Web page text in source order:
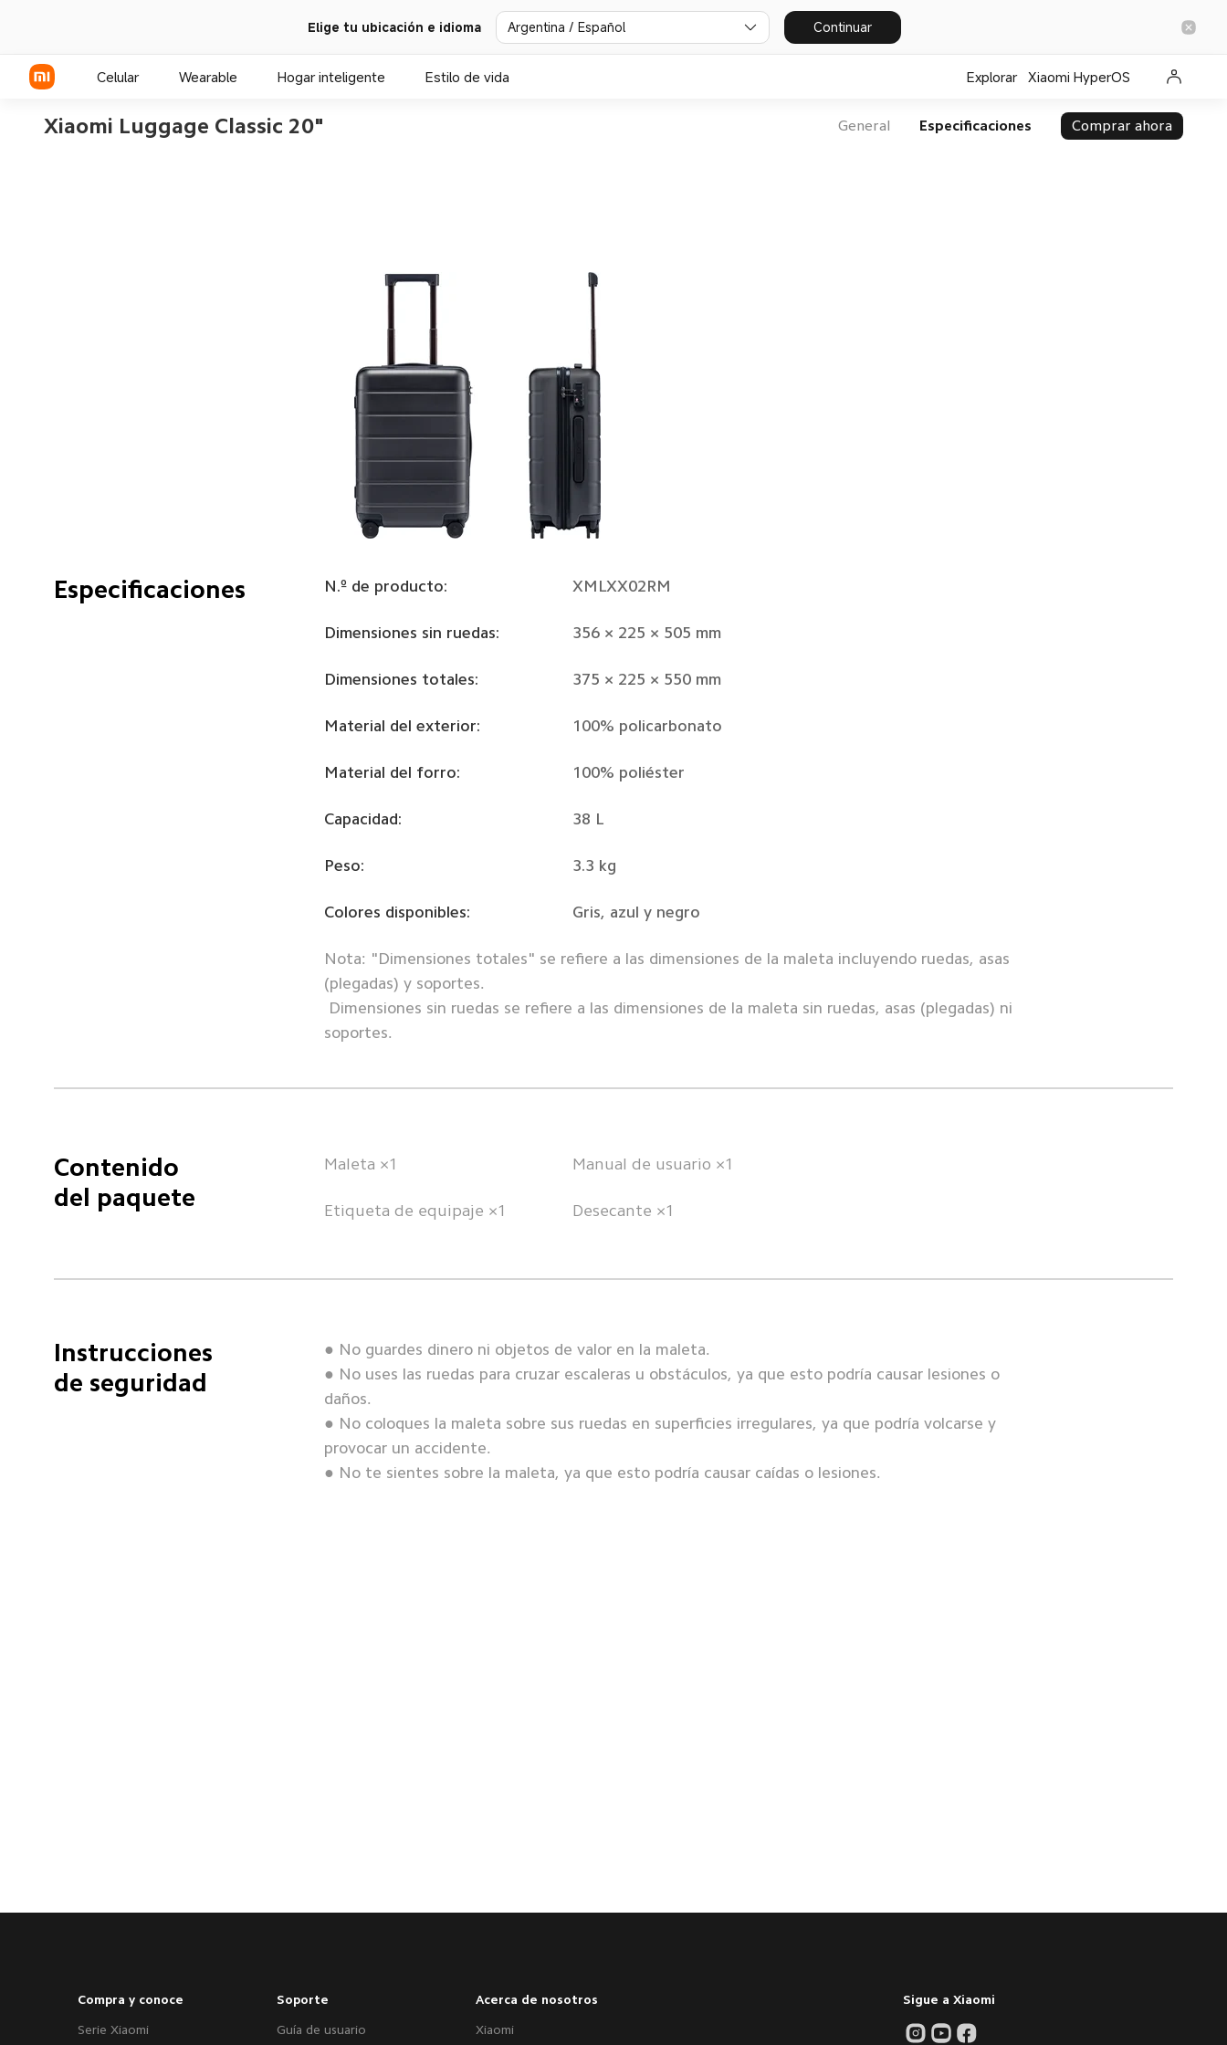
Elige tu ubicación e idioma Argentina / Español Continuar
Celular Wearable Hogar inteligente Estilo de vida Explorar Xiaomi HyperOS
Xiaomi Luggage Classic 20" General Especificaciones Comprar ahora
Especificaciones N.º de producto: XMLXX02RM
Dimensiones sin ruedas: 356 × 225 × 505 mm
Dimensiones totales: 375 × 225 × 550 mm
Material del exterior: 100% policarbonato
Material del forro: 100% poliéster
Capacidad: 38 L
Peso: 3.3 kg
Colores disponibles: Gris, azul y negro
Nota: "Dimensiones totales" se refiere a las dimensiones de la maleta incluyendo ruedas, asas
(plegadas) y soportes.
soportes.
Contenido
del paquete
Maleta ×1 Manual de usuario ×1
Etiqueta de equipaje ×1 Desecante ×1
Instrucciones
de seguridad
● No guardes dinero ni objetos de valor en la maleta.
● No uses las ruedas para cruzar escaleras u obstáculos, ya que esto podría causar lesiones o
daños.
● No coloques la maleta sobre sus ruedas en superficies irregulares, ya que podría volcarse y
provocar un accidente.
● No te sientes sobre la maleta, ya que esto podría causar caídas o lesiones.
Compra y conoce
Serie Xiaomi
Soporte
Guía de usuario
Acerca de nosotros
Xiaomi
Sigue a Xiaomi